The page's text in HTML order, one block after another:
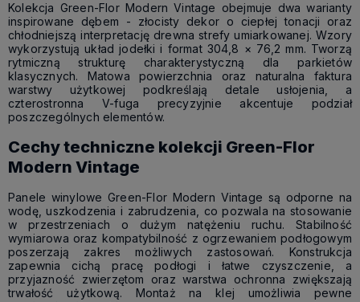
Kolekcja Green-Flor Modern Vintage obejmuje dwa warianty
inspirowane dębem - złocisty dekor o ciepłej tonacji oraz
chłodniejszą interpretację drewna strefy umiarkowanej. Wzory
wykorzystują układ jodełki i format 304,8 × 76,2 mm. Tworzą
rytmiczną strukturę charakterystyczną dla parkietów
klasycznych. Matowa powierzchnia oraz naturalna faktura
warstwy użytkowej podkreślają detale usłojenia, a
czterostronna V-fuga precyzyjnie akcentuje podział
poszczególnych elementów.
Cechy techniczne kolekcji Green-Flor
Modern Vintage
Panele winylowe Green-Flor Modern Vintage są odporne na
wodę, uszkodzenia i zabrudzenia, co pozwala na stosowanie
w przestrzeniach o dużym natężeniu ruchu. Stabilność
wymiarowa oraz kompatybilność z ogrzewaniem podłogowym
poszerzają zakres możliwych zastosowań. Konstrukcja
zapewnia cichą pracę podłogi i łatwe czyszczenie, a
przyjazność zwierzętom oraz warstwa ochronna zwiększają
trwałość użytkową. Montaż na klej umożliwia pewne